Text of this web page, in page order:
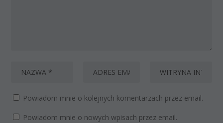
Powiadom mnie o kolejnych komentarzach przez email.
Powiadom mnie o nowych wpisach przez email.